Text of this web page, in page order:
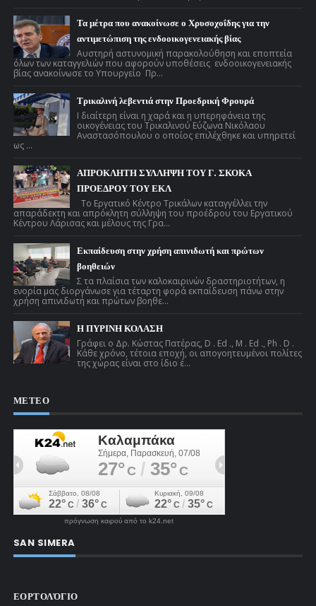
Τα μέτρα που ανακοίνωσε ο Χρυσοχοΐδης για την
αντιμετώπιση της ενδοοικογενειακής βίας
Αυστηρή αστυνομική παρακολούθηση και εποπτεία
όλων των καταγγελιών που αφορούν υποθέσεις ενδοοικογενειακής
βίας ανακοίνωσε το Υπουργείο Πρ...
Τρικαλινή λεβεντιά στην Προεδρική Φρουρά
Ι διαίτερη είναι η χαρά και η υπερηφάνεια της
οικογένειας του Τρικαλινού Εύζωνα Νικόλαου
Αναστασόπουλου ο οποίος επιλέχθηκε και υπηρετεί
ως ...
ΑΠΡΟΚΛΗΤΗ ΣΥΛΛΗΨΗ ΤΟΥ Γ. ΣΚΟΚΑ
ΠΡΟΕΔΡΟΥ ΤΟΥ ΕΚΛ
Το Εργατικό Κέντρο Τρικάλων καταγγέλλει την
απαράδεκτη και απρόκλητη σύλληψη του προέδρου του Εργατικού
Κέντρου Λάρισας και μέλους της Γρα...
Εκπαίδευση στην χρήση απινιδωτή και πρώτων
βοηθειών
Σ τα πλαίσια των καλοκαιρινών δραστηριοτήτων, η
ενορία μας διοργάνωσε για τέταρτη φορά εκπαίδευση πάνω στην
χρήση απινιδωτή και πρώτων βοηθε...
Η ΠΥΡΙΝΗ ΚΟΛΑΣΗ
Γράφει ο Δρ. Κώστας Πατέρας, D . Ed ., M . Ed ., Ph . D .
Κάθε χρόνο, τέτοια εποχή, οι απογοητευμένοι πολίτες
της χώρας είναι στο ίδιο έ...
ΜΕΤΕΟ
πρόγνωση καιρού από το k24.net
SAN SIMERA
ΕΟΡΤΟΛΌΓΙΟ